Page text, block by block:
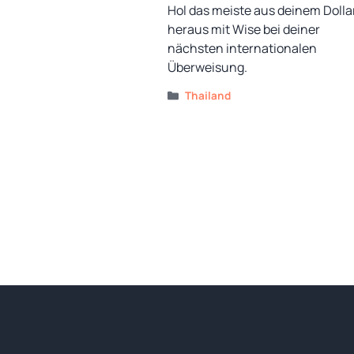
Hol das meiste aus deinem
heraus mit Wise bei deiner
nächsten internationalen
Überweisung.
Kategorien
Thailand